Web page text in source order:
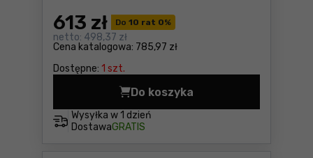
Do 10 rat 0%
Cena katalogowa: 785,97 zł
613 zł
netto: 498,37 zł
Dostępne: 1 szt.
Wysyłka w 1 dzień
DostawaGRATIS
Do koszyka
Zestaw narzędzi 127szt.